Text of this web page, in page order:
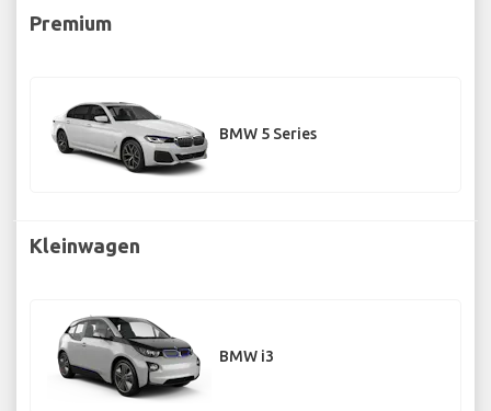
Premium
BMW 5 Series
Kleinwagen
BMW i3